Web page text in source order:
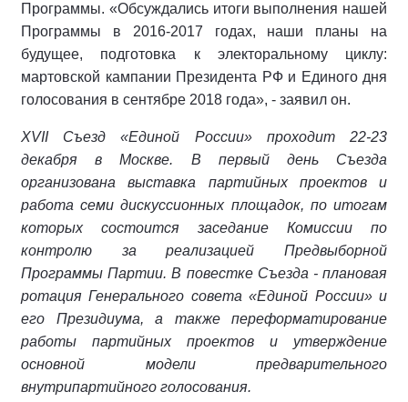
Программы. «Обсуждались итоги выполнения нашей
Программы в 2016-2017 годах, наши планы на
будущее, подготовка к электоральному циклу:
мартовской кампании Президента РФ и Единого дня
голосования в сентябре 2018 года», - заявил он.
XVII Съезд «Единой России» проходит 22-23
декабря в Москве. В первый день Съезда
организована выставка партийных проектов и
работа семи дискуссионных площадок, по итогам
которых состоится заседание Комиссии по
контролю за реализацией Предвыборной
Программы Партии. В повестке Съезда - плановая
ротация Генерального совета «Единой России» и
его Президиума, а также переформатирование
работы партийных проектов и утверждение
основной модели предварительного
внутрипартийного голосования.